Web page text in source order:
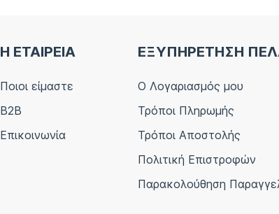
Η ΕΤΑΙΡΕΙΑ
Ποιοι είμαστε
B2B
Επικοινωνία
ΕΞΥΠΗΡΕΤΗΣΗ
Ο Λογαριασμός μου
Τρόποι Πληρωμής
Τρόποι Αποστολής
Πολιτική Επιστροφών
Παρακολούθηση